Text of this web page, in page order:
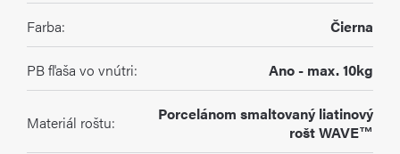
Farba: Čierna
PB fľaša vo vnútri: Ano - max. 10kg
Materiál roštu:
Porcelánom smaltovaný liatinový
rošt WAVE™